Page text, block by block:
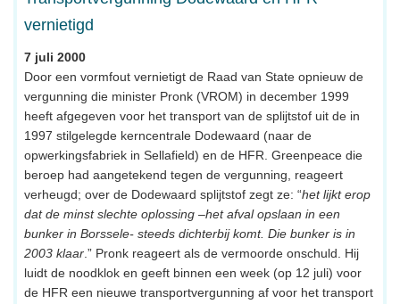
vernietigd
7 juli 2000
Door een vormfout vernietigt de Raad van State opnieuw de
vergunning die minister Pronk (VROM) in december 1999
heeft afgegeven voor het transport van de splijtstof uit de in
1997 stilgelegde kerncentrale Dodewaard (naar de
opwerkingsfabriek in Sellafield) en de HFR. Greenpeace die
beroep had aangetekend tegen de vergunning, reageert
verheugd; over de Dodewaard splijtstof zegt ze: “het lijkt erop
dat de minst slechte oplossing –het afval opslaan in een
bunker in Borssele- steeds dichterbij komt. Die bunker is in
2003 klaar.” Pronk reageert als de vermoorde onschuld. Hij
luidt de noodklok en geeft binnen een week (op 12 juli) voor
de HFR een nieuwe transportvergunning af voor het transport